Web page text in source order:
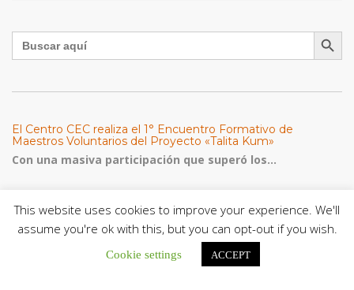
Buscar: Botón de
El Centro CEC realiza el 1° Encuentro Formativo de
Maestros Voluntarios del Proyecto «Talita Kum»
Con una masiva participación que superó los...
comunicación al servicio del bien común y la dignidad
humana»
En un mensaje enviado al Congreso Mundial...
This website uses cookies to improve your experience. We'll
assume you're ok with this, but you can opt-out if you wish.
Cookie settings ACCEPT